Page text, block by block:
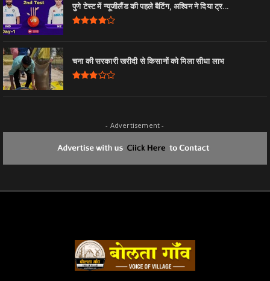
पुणे टेस्ट में न्यूजीलैंड की पहले बैटिंग, अश्विन ने दिया ट्र...
चना की सरकारी खरीदी से किसानों को मिला सीधा लाभ
- Advertisement -